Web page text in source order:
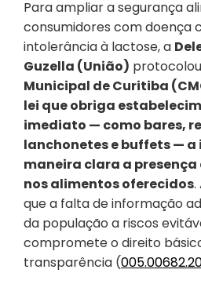
Para ampliar a segurança
consumidores com doença
intolerância à lactose, a
Guzella (União)
Municipal de Curitiba
lei que obriga
imediato — como bares,
lanchonetes e buffets —
maneira clara a
nos alimentos oferecidos.
que a falta de informação
da população a riscos
compromete o direito
transparência (